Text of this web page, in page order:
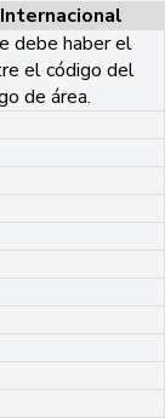
debe haber el
el código del
de área.